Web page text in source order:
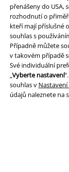
přenášeny do USA,
rozhodnutí o
kteří mají příslušné
souhlas s
Případně můžete
v takovém případě
Své individuální
Vyberte nastavení
souhlas v
údajů naleznete na
Podmínky
Prohlášení
Ochrana osobních
Likvidace odpadu